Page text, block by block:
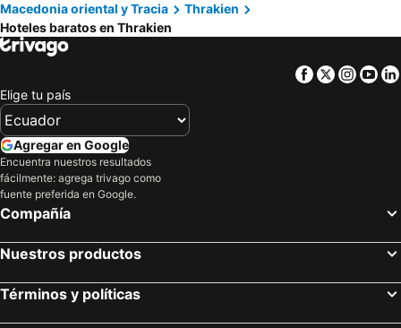
Macedonia oriental y Tracia
Thrakien
Hoteles baratos en Thrakien
Facebook
Twitter
Elige tu país
Agregar en Google
Encuentra nuestros resultados
fácilmente: agrega trivago como
fuente preferida en Google.
Compañía
Nuestros productos
Términos y políticas